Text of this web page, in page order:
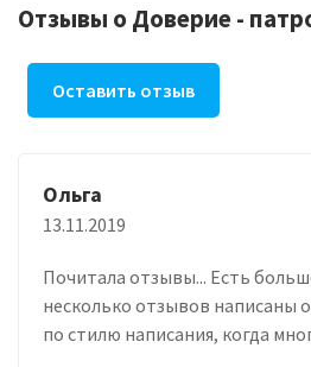
Отзывы о Доверие -
Оставить отзыв
Ольга
13.11.2019
Почитала отзывы... Есть
несколько отзывов написаны
по стилю написания, когда